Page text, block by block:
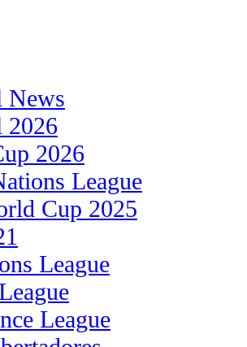
News
2026
2026
League
Cup 2025
League
League